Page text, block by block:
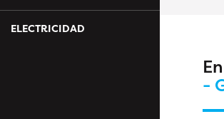
ELECTRICIDAD
-